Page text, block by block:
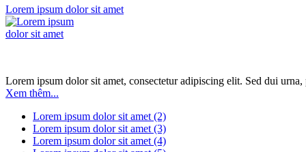
Lorem ipsum dolor sit amet
Lorem ipsum dolor sit amet, consectetur adipiscing elit. Sed dui
Xem thêm...
Lorem ipsum dolor sit amet (2)
Lorem ipsum dolor sit amet (3)
Lorem ipsum dolor sit amet (4)
thuê, khu kinh
doanh bán lẻ và
căn hộ để ở hoặc
thuêSai Gon
Mansion
ngay khu vực trung
tâm kinh doanh,
gần các khu trung